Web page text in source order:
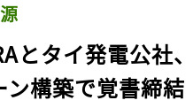
とタイ発電公社
ン構築で覚書締結